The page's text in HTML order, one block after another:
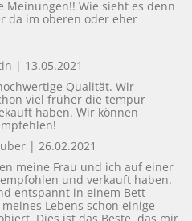
Meinungen!! Wie sieht es denn
da im oberen oder eher
| 13.05.2021
Qualität. Wir
viel früher die tempur
haben. Wir können
| 26.02.2021
meine Frau und ich auf einer
und verkauft haben.
entspannt in einem Bett
Lebens schon einige